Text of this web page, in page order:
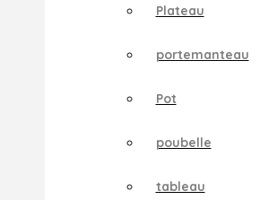
Plateau
portemanteau
Pot
poubelle
tableau